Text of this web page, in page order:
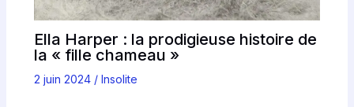
Ella Harper : la prodigieuse histoire de
la « fille chameau »
2 juin 2024 / Insolite